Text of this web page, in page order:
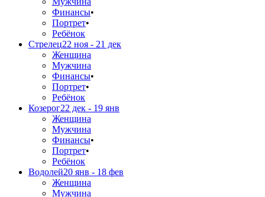
Финансы•
Портрет•
Ребёнок
Стрелец22 ноя - 21 дек
Женщина
Мужчина
Финансы•
Портрет•
Ребёнок
Козерог22 дек - 19 янв
Женщина
Мужчина
Финансы•
Портрет•
Ребёнок
Водолей20 янв - 18 фев
Женщина
Мужчина